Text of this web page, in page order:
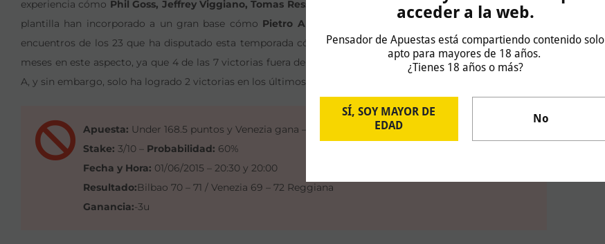
acceder a la web.
Pensador de Apuestas está compartiendo contenido solo
apto para mayores de 18 años.
¿Tienes 18 años o más?
SÍ, SOY MAYOR DE
EDAD
No
experiencia cómo Phil Goss, Jeffrey Viggiano, Tomas Ress
, pero no contentos con esta gran
plantilla han incorporado a un gran base cómo Pietro Aradori.
encuentros de los 23 que ha disputado esta temporada cómo visitante y ha bajado su nivel en los últimos
meses en este aspecto, ya que 4 de las 7 victorias fuera de casa llegaron en los 5 primeros partidos de Lega
A, y sin embargo, solo ha logrado 2 victorias en los últimos 10 encuentros lejos de casa.
Apuesta: Under 168.5 puntos y Venezia gana –
1.93 (Bet365)
Stake: 3/10 – Probabilidad: 60%
Fecha y Hora: 01/06/2015 – 20:30 y 20:00
Resultado:Bilbao 70 – 71 / Venezia 69 – 72 Reggiana
Ganancia:-3u